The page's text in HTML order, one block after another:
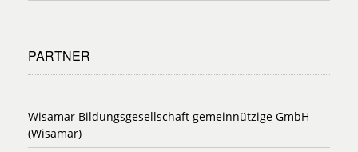
PARTNER
Wisamar Bildungsgesellschaft gemeinnützige GmbH
(Wisamar)